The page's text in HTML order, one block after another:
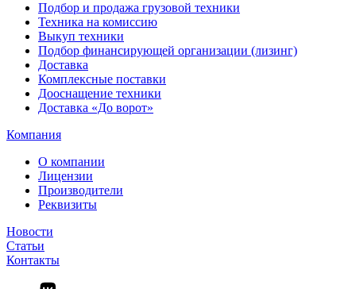
Подбор и продажа грузовой техники
Техника на комиссию
Выкуп техники
Подбор финансирующей организации (лизинг)
Доставка
Комплексные поставки
Дооснащение техники
Доставка «До ворот»
Компания
О компании
Лицензии
Производители
Реквизиты
Новости
Статьи
Контакты